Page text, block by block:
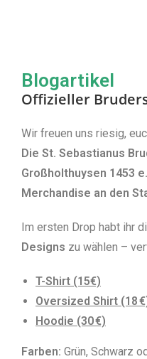
Blogartikel
Offizieller
Wir freuen uns riesig,
Die St. Sebastianus
Großholthuysen 1453
Merchandise an den
Im ersten Drop habt ihr
Designs zu wählen –
T-Shirt (15€)
Oversized Shirt (18
Hoodie (30 €)
Farben: Grün, Schwarz